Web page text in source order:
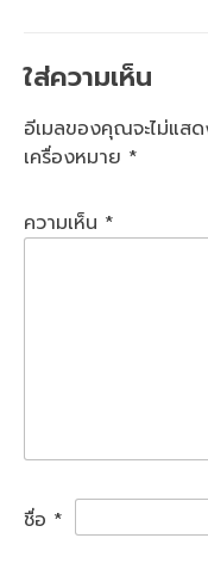
ใส่ความเห็น
อีเมลของคุณจะไม่แสด
เครื่องหมาย *
ความเห็น *
ชื่อ *